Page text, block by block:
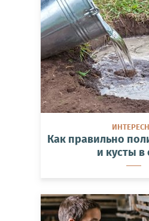
Как правильно
и кусты в